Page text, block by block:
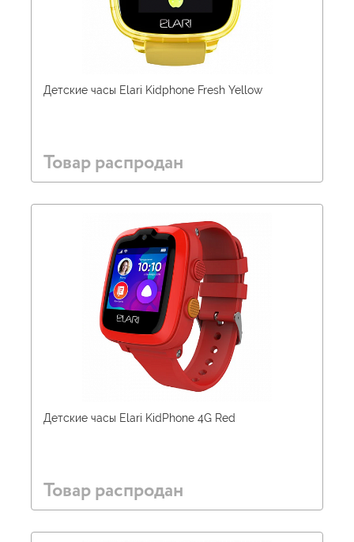
Детские часы Elari Kidphone Fresh Yellow
Товар распродан
Детские часы Elari KidPhone 4G Red
Товар распродан